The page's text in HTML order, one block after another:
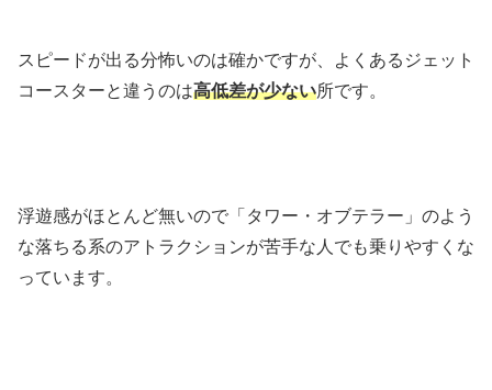
スピードが出る分怖いのは確かですが、よくあるジェット
コースターと違うのは高低差が少ない所です。
浮遊感がほとんど無いので「タワー・オブテラー」のよう
な落ちる系のアトラクションが苦手な人でも乗りやすくな
っています。